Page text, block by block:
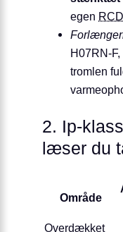
egen
H07RN-
tromlen
2. Ip-
læser du
Område
Overdækket